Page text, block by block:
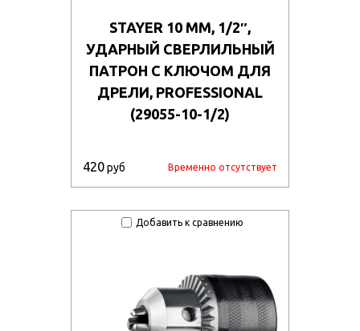
STAYER 10 ММ, 1/2″,
УДАРНЫЙ СВЕРЛИЛЬНЫЙ
ПАТРОН С КЛЮЧОМ ДЛЯ
ДРЕЛИ, PROFESSIONAL
(29055-10-1/2)
420руб Временно отсутствует
Добавить к сравнению